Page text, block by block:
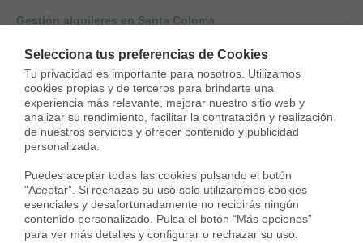
Selecciona tus preferencias de Cookies
Tu privacidad es importante para nosotros. Utilizamos
cookies propias y de terceros para brindarte una
experiencia más relevante, mejorar nuestro sitio web y
analizar su rendimiento, facilitar la contratación y realización
de nuestros servicios y ofrecer contenido y publicidad
personalizada.
Puedes aceptar todas las cookies pulsando el botón
“Aceptar”. Si rechazas su uso solo utilizaremos cookies
esenciales y desafortunadamente no recibirás ningún
contenido personalizado. Pulsa el botón “Más opciones”
para ver más detalles y configurar o rechazar su uso.
Gestión alquileres en Santa Coloma
Gestión de alquileres en Vilanova i la Geltrú
Gestión de alquileres en Rubí
Gestión de alquileres en Cornellà
Gestión de alquileres en Manresa
Gestión de alquileres en Sant Boi
Gestión de alquileres en Viladecans
Gestión de alquileres en Granollers